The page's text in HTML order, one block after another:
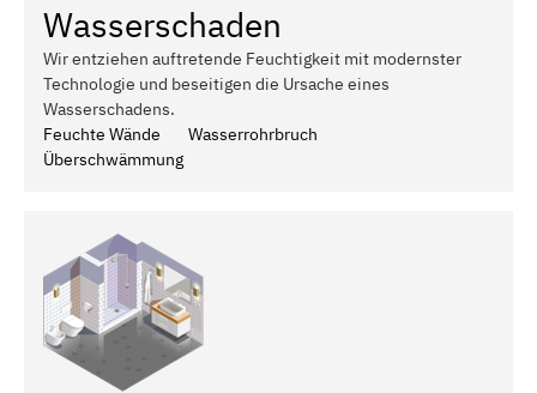
Wasserschaden
Wir entziehen auftretende Feuchtigkeit mit modernster
Technologie und beseitigen die Ursache eines
Wasserschadens.
Feuchte Wände
Wasserrohrbruch
Überschwämmung